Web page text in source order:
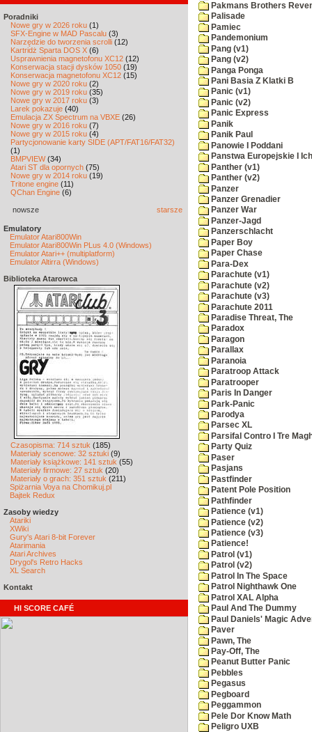
Poradniki
Nowe gry w 2026 roku (1)
SFX-Engine w MAD Pascalu (3)
Narzędzie do tworzenia scrolli (12)
Kartridż Sparta DOS X (6)
Usprawnienia magnetofonu XC12 (12)
Konserwacja stacji dysków 1050 (19)
Konserwacja magnetofonu XC12 (15)
Nowe gry w 2020 roku (2)
Nowe gry w 2019 roku (35)
Nowe gry w 2017 roku (3)
Larek pokazuje (40)
Emulacja ZX Spectrum na VBXE (26)
Nowe gry w 2016 roku (7)
Nowe gry w 2015 roku (4)
Partycjonowanie karty SIDE (APT/FAT16/FAT32)
(1)
BMPVIEW(34)
Atari ST dla opornych (75)
Nowe gry w 2014 roku (19)
Tritone engine (11)
QChan Engine (6)
nowsze starsze
Emulatory
Emulator Atari800Win
Emulator Atari800Win PLus 4.0 (Windows)
Emulator Atari++ (multiplatform)
Emulator Altirra (Windows)
Biblioteka Atarowca
Czasopisma: 714 sztuk (185)
Materiały scenowe: 32 sztuki (9)
Materiały książkowe: 141 sztuk (55)
Materiały firmowe: 27 sztuk (20)
Materiały o grach: 351 sztuk (211)
Spiżarnia Voya na Chomikuj.pl
Bajtek Redux
Zasoby wiedzy
Atariki
XWiki
Gury's Atari 8-bit Forever
Atarimania
Atari Archives
Drygol's Retro Hacks
XL Search
Kontakt
HI SCORE CAFÉ
Pakmans Brothers
Palisade
Pamiec
Pandemonium
Pang (v1)
Pang (v2)
Panga Ponga
Pani Basia Z Klatki B
Panic (v1)
Panic (v2)
Panic Express
Panik
Panik Paul
Panowie I Poddani
Panstwa Europejskie I
Panther (v1)
Panther (v2)
Panzer
Panzer Grenadier
Panzer War
Panzer-Jagd
Panzerschlacht
Paper Boy
Paper Chase
Para-Dex
Parachute (v1)
Parachute (v2)
Parachute (v3)
Parachute 2011
Paradise Threat, The
Paradox
Paragon
Parallax
Paranoia
Paratroop Attack
Paratrooper
Paris In Danger
Park-Panic
Parodya
Parsec XL
Parsifal Contro I Tre
Party Quiz
Paser
Pasjans
Pastfinder
Patent Pole Position
Pathfinder
Patience (v1)
Patience (v2)
Patience (v3)
Patience!
Patrol (v1)
Patrol (v2)
Patrol In The Space
Patrol Nighthawk One
Patrol XAL Alpha
Paul And The Dummy
Paul Daniels' Magic
Paver
Pawn, The
Pay-Off, The
Peanut Butter Panic
Pebbles
Pegasus
Pegboard
Peggammon
Pele Dor Know Math
Peligro UXB